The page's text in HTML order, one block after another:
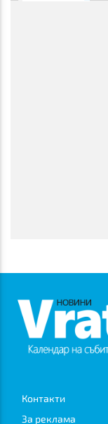
Контакти
За реклама